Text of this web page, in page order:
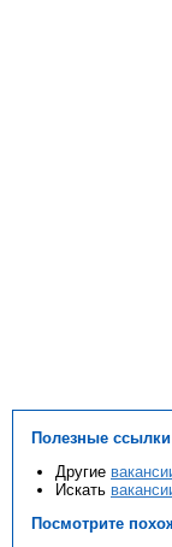
Полезные ссылки
Другие
Искать
Посмотрите